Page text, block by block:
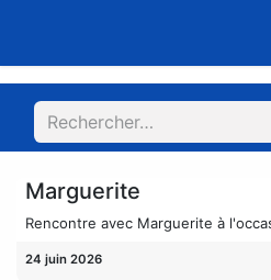
Marguerite
Rencontre avec Marguerite à
24 juin 2026